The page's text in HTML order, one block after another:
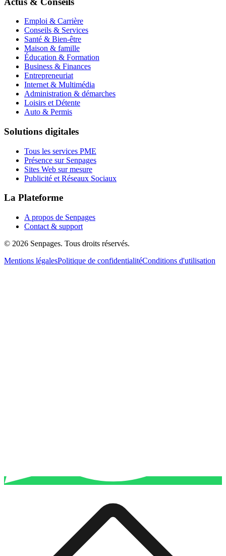
Emploi & Carrière
Conseils & Services
Santé & Bien-être
Maison & famille
Éducation & Formation
Business & Finances
Entrepreneuriat
Internet & Multimédia
Administration & démarches
Loisirs et Détente
Auto & Permis
Solutions digitales
Tous les services PME
Présence sur Senpages
Sites Web sur mesure
Publicité et Réseaux Sociaux
La Plateforme
A propos de Senpages
Contact & support
© 2026 Senpages. Tous droits réservés.
Mentions légalesPolitique de confidentialitéConditions d'utilisation